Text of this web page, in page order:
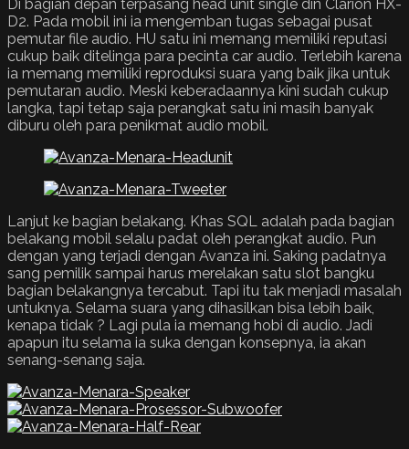
Di bagian depan terpasang head unit single din Clarion HX-
D2. Pada mobil ini ia mengemban tugas sebagai pusat
pemutar file audio. HU satu ini memang memiliki reputasi
cukup baik ditelinga para pecinta car audio. Terlebih karena
ia memang memiliki reproduksi suara yang baik jika untuk
pemutaran audio. Meski keberadaannya kini sudah cukup
langka, tapi tetap saja perangkat satu ini masih banyak
diburu oleh para penikmat audio mobil.
Lanjut ke bagian belakang. Khas SQL adalah pada bagian
belakang mobil selalu padat oleh perangkat audio. Pun
dengan yang terjadi dengan Avanza ini. Saking padatnya
sang pemilik sampai harus merelakan satu slot bangku
bagian belakangnya tercabut. Tapi itu tak menjadi masalah
untuknya. Selama suara yang dihasilkan bisa lebih baik,
kenapa tidak ? Lagi pula ia memang hobi di audio. Jadi
apapun itu selama ia suka dengan konsepnya, ia akan
senang-senang saja.